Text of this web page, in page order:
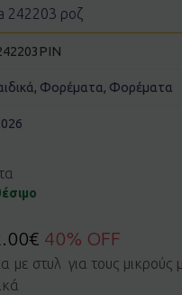
242203 ροζ
, Φορέματα, Φορέματα
€ 40% OFF
με στυλ για τους